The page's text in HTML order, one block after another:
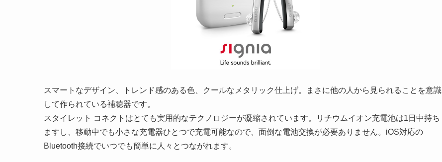
スマートなデザイン、トレンド感のある色、クールなメタリック仕上げ。まさに他の人から見られることを意識
して作られている補聴器です。
スタイレット コネクトはとても実用的なテクノロジーが凝縮されています。リチウムイオン充電池は1日中持ち
ますし、移動中でも小さな充電器ひとつで充電可能なので、面倒な電池交換が必要ありません。iOS対応の
Bluetooth接続でいつでも簡単に人々とつながれます。